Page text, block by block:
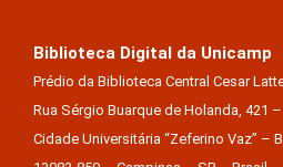
Biblioteca Digital da Unicamp
Prédio da Biblioteca Central Cesar
Rua Sérgio Buarque de Holanda, 421
Cidade Universitária “Zeferino Vaz” –